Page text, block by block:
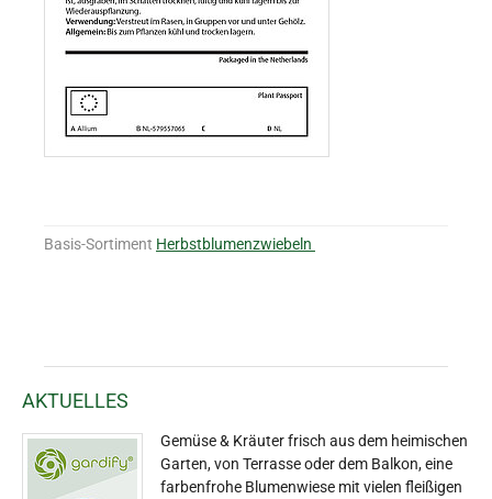
Basis-Sortiment Herbstblumenzwiebeln
AKTUELLES
Gemüse & Kräuter frisch aus dem heimischen
Garten, von Terrasse oder dem Balkon, eine
farbenfrohe Blumenwiese mit vielen fleißigen